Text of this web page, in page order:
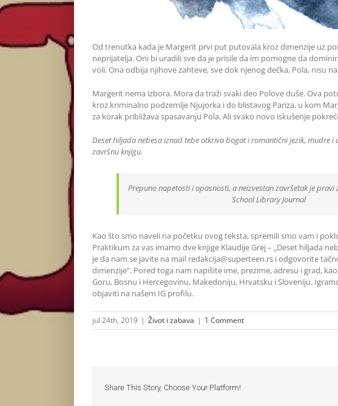
Od trenutka kada je Margerit prvi put putovala kroz dimenzije uz
neprijatelja. Oni bi uradili sve da je prisile da im pomogne da
voli. Ona odbija njihove zahteve, sve dok njenog dečka, Pola, nisu
Margerit nema izbora. Mora da traži svaki deo Polove duše. Ova
kroz kriminalno podzemlje Njujorka i do blistavog Pariza, u kom
za korak približava spasavanju Pola. Ali svako novo iskušenje
Deset hiljada nebesa iznad tebe otkriva bogat i romantični jezik, mudre
završnu knjigu.
Prepuno napetosti i opasnosti, a neizvestan završetak je pravi
School Library Journal
Kao što smo naveli na početku ovog teksta, spremili smo vam i
Praktikum za vas imamo dve knjige Klaudije Grej – „Deset hiljada
je da nam se javite na mail redakcija@superteen.rs i odgovorite
dimenzije”. Pored toga nam napišite ime, prezime, adresu i grad,
Goru, Bosnu i Hercegovinu, Makedoniju, Hrvatsku i Sloveniju.
objaviti na našem IG profilu.
jul 24th, 2019 | Život i zabava | 1 Comment
Share This Story, Choose Your Platform!